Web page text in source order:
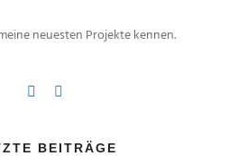
neuesten Projekte kennen.
BEITRÄGE